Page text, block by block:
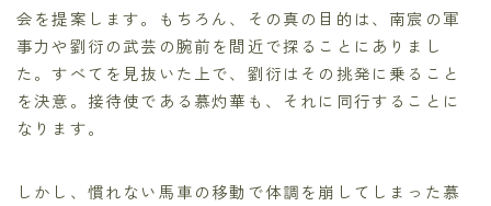
会を提案します。もちろん、その真の目的は、南宸の軍
事力や劉衍の武芸の腕前を間近で探ることにありまし
た。すべてを見抜いた上で、劉衍はその挑発に乗ること
を決意。接待使である慕灼華も、それに同行することに
なります。
しかし、慣れない馬車の移動で体調を崩してしまった慕